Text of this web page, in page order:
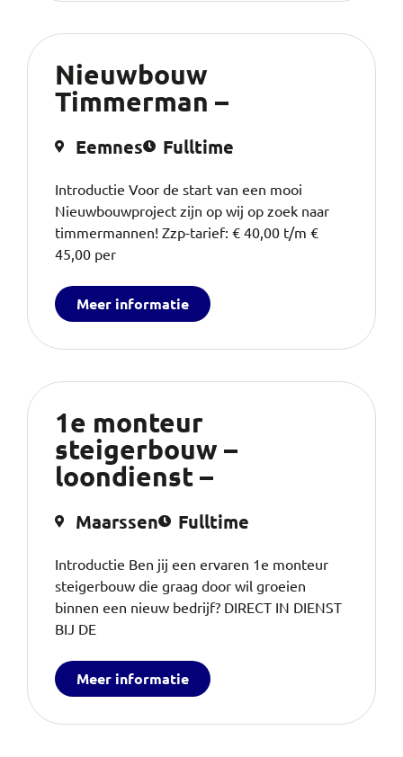
Nieuwbouw
Timmerman –
Eemnes Fulltime
Introductie Voor de start van een mooi
Nieuwbouwproject zijn op wij op zoek naar
timmermannen! Zzp-tarief: € 40,00 t/m €
45,00 per
Meer informatie
1e monteur
steigerbouw –
loondienst –
Maarssen Fulltime
Introductie Ben jij een ervaren 1e monteur
steigerbouw die graag door wil groeien
binnen een nieuw bedrijf? DIRECT IN DIENST
BIJ DE
Meer informatie